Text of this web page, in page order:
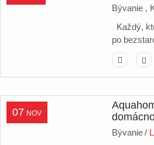
Bývanie ,
Každý,
po
07 NOV
Bývanie/